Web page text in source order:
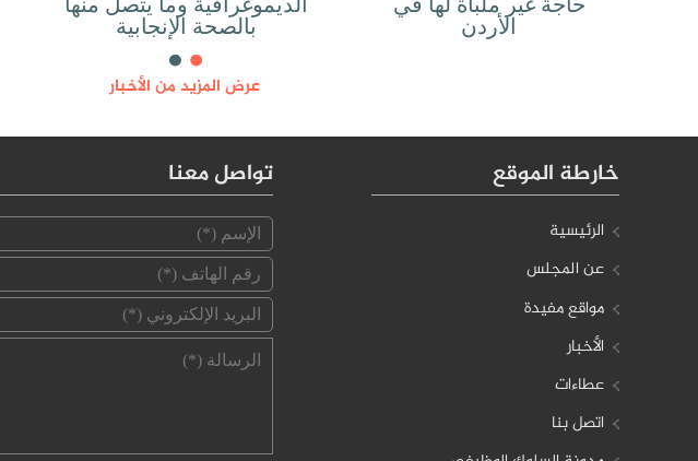
الأردن
بالصحة الإنجابية
عرض المزيد من الأخبار
خارطة الموقع
الرئيسية
عن المجلس
مواقع مفيدة
الأخبار
عطاءات
اتصل بنا
تواصل معنا